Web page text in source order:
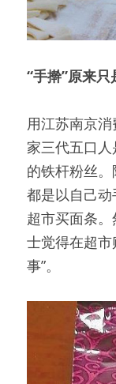
“手擀”原来
用江苏南京
家三代五口人
的铁杆粉丝
都是以自己
超市买面条
士觉得在超
事”。